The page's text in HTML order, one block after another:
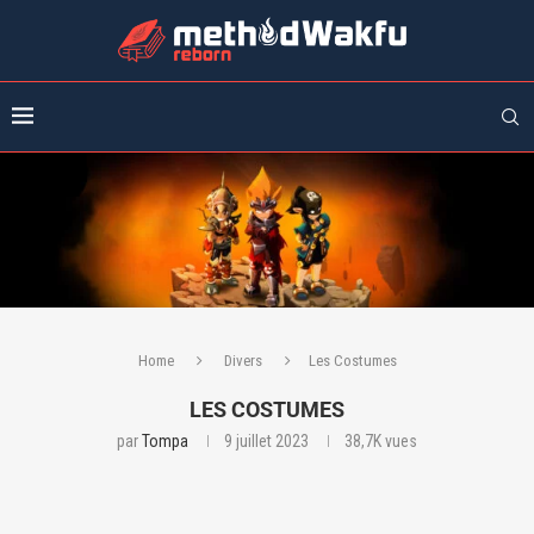
Home Divers Les Costumes
LES COSTUMES
parTompa 9 juillet 2023 38,7Kvues